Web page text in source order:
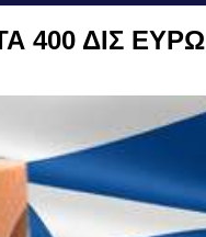
400 ΔΙΣ ΕΥΡΩ